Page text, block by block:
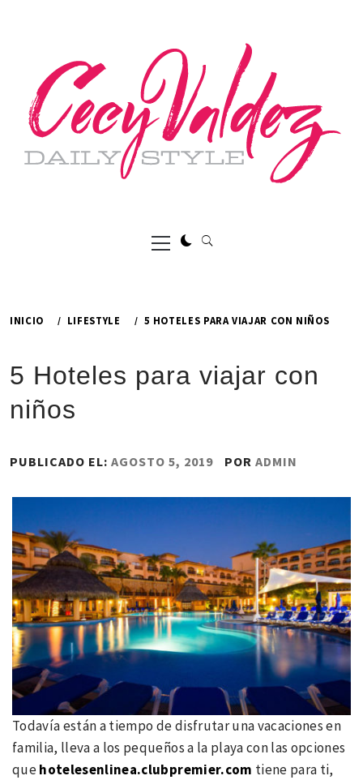
Menú
principal
INICIO LIFESTYLE 5 HOTELES PARA VIAJAR CON NIÑOS
5 Hoteles para viajar con
niños
PUBLICADO EL: AGOSTO 5, 2019 POR ADMIN
Todavía están a tiempo de disfrutar una vacaciones en
familia, lleva a los pequeños a la playa con las opciones
quehotelesenlinea.clubpremier.com tiene para ti,